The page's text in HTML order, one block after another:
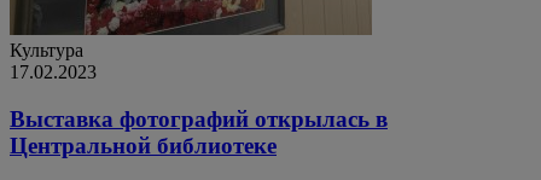
Культура
17.02.2023
Выставка фотографий открылась в
Центральной библиотеке